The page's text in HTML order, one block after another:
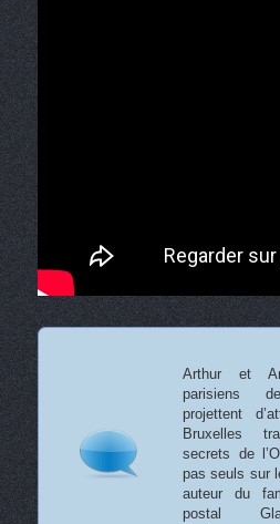
Arthur et
parisiens
projettent
Bruxelles
secrets de
pas seuls sur
auteur du
postal